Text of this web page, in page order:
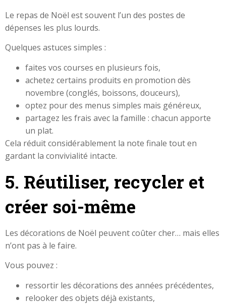
Le repas de Noël est souvent l’un des postes de
dépenses les plus lourds.
Quelques astuces simples :
faites vos courses en plusieurs fois,
achetez certains produits en promotion dès
novembre (conglés, boissons, douceurs),
optez pour des menus simples mais généreux,
partagez les frais avec la famille : chacun apporte
un plat.
Cela réduit considérablement la note finale tout en
gardant la convivialité intacte.
5. Réutiliser, recycler et
créer soi-même
Les décorations de Noël peuvent coûter cher… mais elles
n’ont pas à le faire.
Vous pouvez :
ressortir les décorations des années précédentes,
relooker des objets déjà existants,